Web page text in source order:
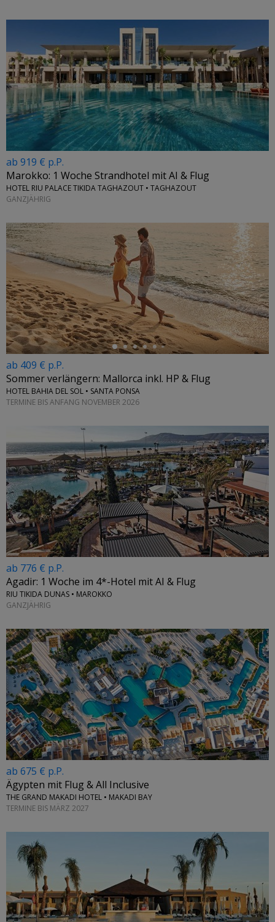
ab 919 € p.P.
Marokko: 1 Woche Strandhotel mit AI & Flug
HOTEL RIU PALACE TIKIDA TAGHAZOUT • TAGHAZOUT
GANZJÄHRIG
←
ab 409 € p.P.
Sommer verlängern: Mallorca inkl. HP & Flug
HOTEL BAHIA DEL SOL • SANTA PONSA
TERMINE BIS ANFANG NOVEMBER 2026
ab 776 € p.P.
Agadir: 1 Woche im 4*-Hotel mit AI & Flug
RIU TIKIDA DUNAS • MAROKKO
GANZJÄHRIG
←
ab 675 € p.P.
Ägypten mit Flug & All Inclusive
THE GRAND MAKADI HOTEL • MAKADI BAY
TERMINE BIS MÄRZ 2027